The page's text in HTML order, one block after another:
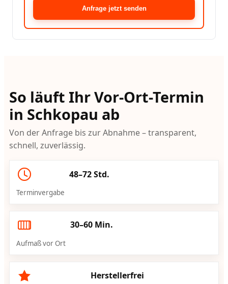
Anfrage jetzt senden
So läuft Ihr Vor-Ort-Termin
in Schkopau ab
Von der Anfrage bis zur Abnahme – transparent,
schnell, zuverlässig.
48–72 Std.
Terminvergabe
30–60 Min.
Aufmaß vor Ort
Herstellerfrei